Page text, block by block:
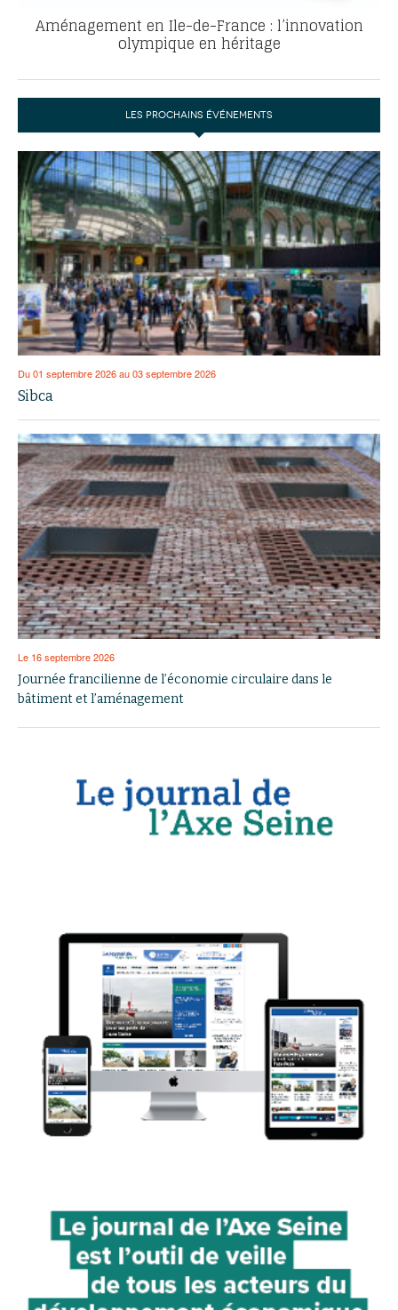
Aménagement en Ile-de-France : l’innovation
olympique en héritage
LES PROCHAINS ÉVÉNEMENTS
Du 01 septembre 2026 au 03 septembre 2026
Sibca
Le 16 septembre 2026
Journée francilienne de l’économie circulaire dans le
bâtiment et l’aménagement